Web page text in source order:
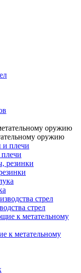
оружию
стрел
к метательному